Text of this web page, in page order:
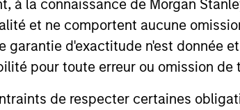
à la connaissance de Morgan
et ne comportent aucune
garantie d'exactitude n'est donnée
pour toute erreur ou omission de
de respecter certaines